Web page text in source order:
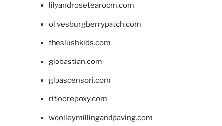
lilyandrosetearoom.com
olivesburgberrypatch.com
theslushkids.com
giobastian.com
glpascensori.com
rifloorepoxy.com
woolleymillingandpaving.com